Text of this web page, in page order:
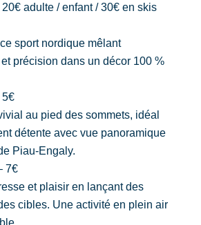
20€ adulte / enfant / 30€ en skis
sport nordique mêlant
précision dans un décor 100 %
au pied des sommets, idéal
détente avec vue panoramique
Piau-Engaly.
7€
et plaisir en lançant des
cibles. Une activité en plein air